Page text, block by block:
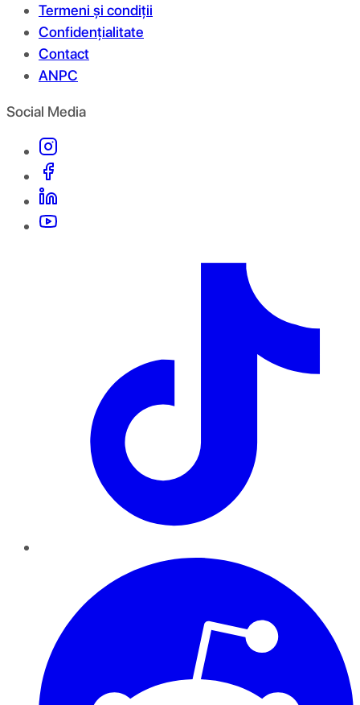
Termeni și condiții
Confidențialitate
Contact
ANPC
Social Media